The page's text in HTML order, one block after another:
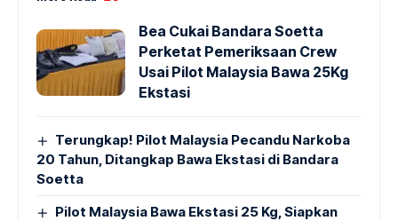
Bea Cukai Bandara Soetta
Perketat Pemeriksaan Crew
Usai Pilot Malaysia Bawa 25Kg
Ekstasi
Terungkap! Pilot Malaysia Pecandu Narkoba
20 Tahun, Ditangkap Bawa Ekstasi di Bandara
Soetta
Pilot Malaysia Bawa Ekstasi 25 Kg, Siapkan